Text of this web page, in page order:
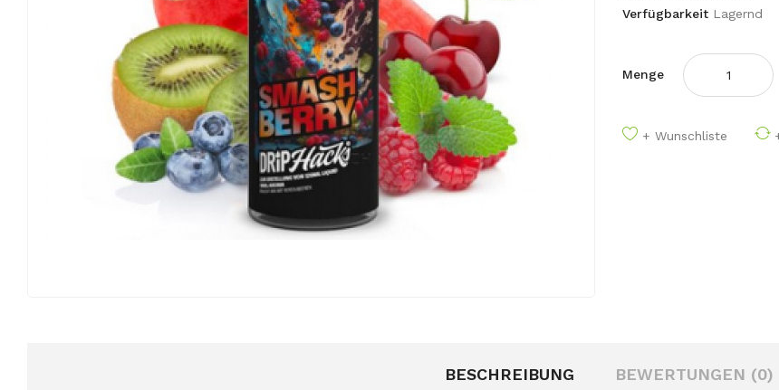
Verfügbarkeit Lagernd
Menge
+ Wunschliste
BESCHREIBUNG BEWERTUNGEN (0)